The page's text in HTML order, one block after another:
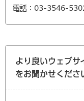
電話：03-3546-
より良いウェブサ
をお聞かせくださ